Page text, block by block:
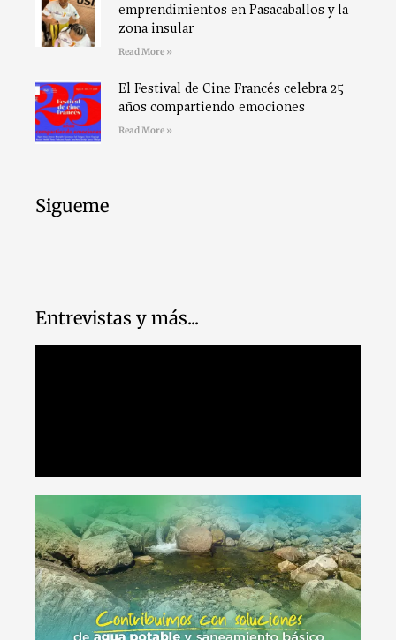
emprendimientos en Pasacaballos y la
zona insular
Read More »
El Festival de Cine Francés celebra 25
años compartiendo emociones
Read More »
Sigueme
Entrevistas y más...